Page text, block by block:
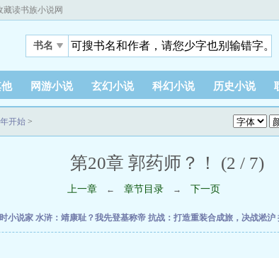
藏读书族小说网
书名
网游小说 玄幻小说 科幻小说 历史小说
开始 >
第20章 郭药师？！ (2 / 7)
上一章 ← 章节目录 → 下一页
小说家 水浒：靖康耻？我先登基称帝 抗战：打造重装合成旅，决战淞沪